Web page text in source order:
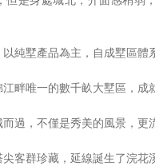
純墅產品為主，自成墅區體
畔唯一的數千畝大墅區，成
過，不僅是秀美的風景，更
客群珍藏，延線誕生了浣花